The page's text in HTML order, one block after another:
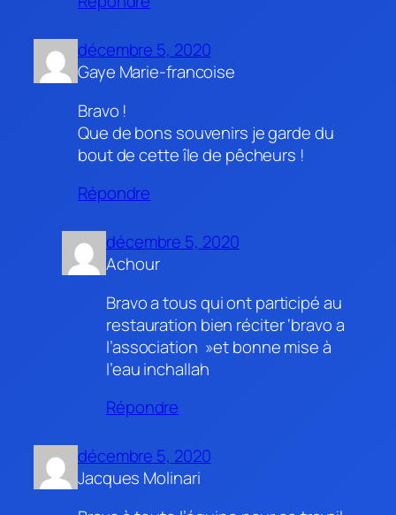
décembre 5, 2020
Gaye Marie-francoise
Bravo !
Que de bons souvenirs je garde du
bout de cette île de pêcheurs !
Répondre
décembre 5, 2020
Achour
Bravo a tous qui ont participé au
restauration bien réciter ‘bravo a
l’association »et bonne mise à
l’eau inchallah
Répondre
décembre 5, 2020
Jacques Molinari